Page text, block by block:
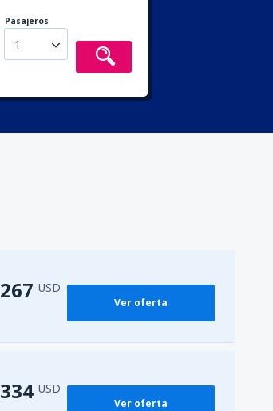
Pasajeros
1
267 USD
Ver oferta
334 USD
Ver oferta